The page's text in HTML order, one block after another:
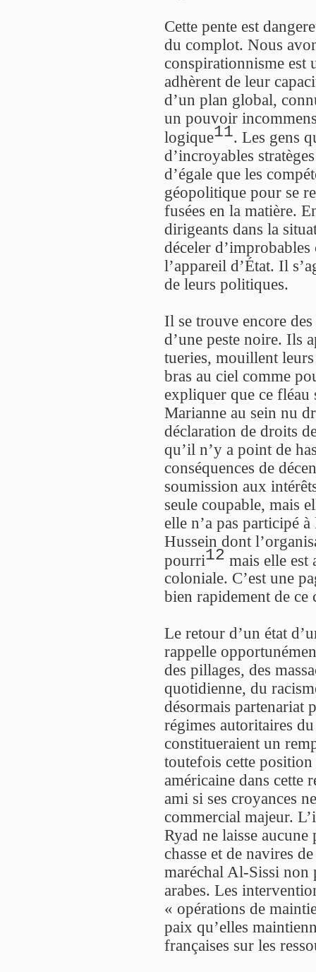
Cette pente est
du complot. Nous
conspirationnisme
adhèrent de leur
d’un plan global,
un pouvoir
logique11. Les gens
d’incroyables
d’égale que les
géopolitique pour se
fusées en la matière.
dirigeants dans la
déceler
l’appareil d’État. Il
de leurs politiques.
Il se trouve encore
d’une peste noire. Ils
tueries, mouillent
bras au ciel comme
expliquer que ce fléau
Marianne au sein nu
déclaration de droits
qu’il n’y a point de
conséquences de
soumission aux
seule coupable, mais
elle n’a pas participé
Hussein dont
pourri12 mais elle est
coloniale. C’est une
bien rapidement de ce
Le retour d’un état
rappelle
des pillages, des
quotidienne, du
désormais partenariat
régimes autoritaires
constitueraient un
toutefois cette
américaine dans cette
ami si ses croyances
commercial majeur.
Ryad ne laisse
chasse et de navires
maréchal Al-Sissi non
arabes. Les
« opérations de
paix qu’elles
françaises sur les